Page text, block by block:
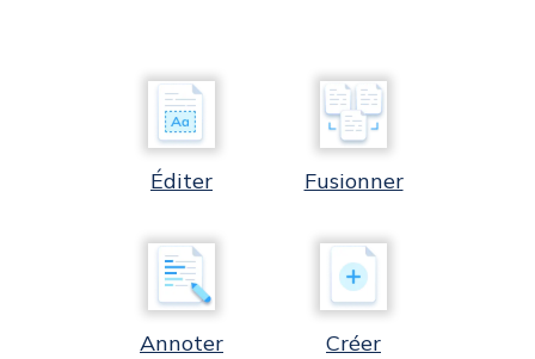
Éditer Fusionner
Annoter Créer